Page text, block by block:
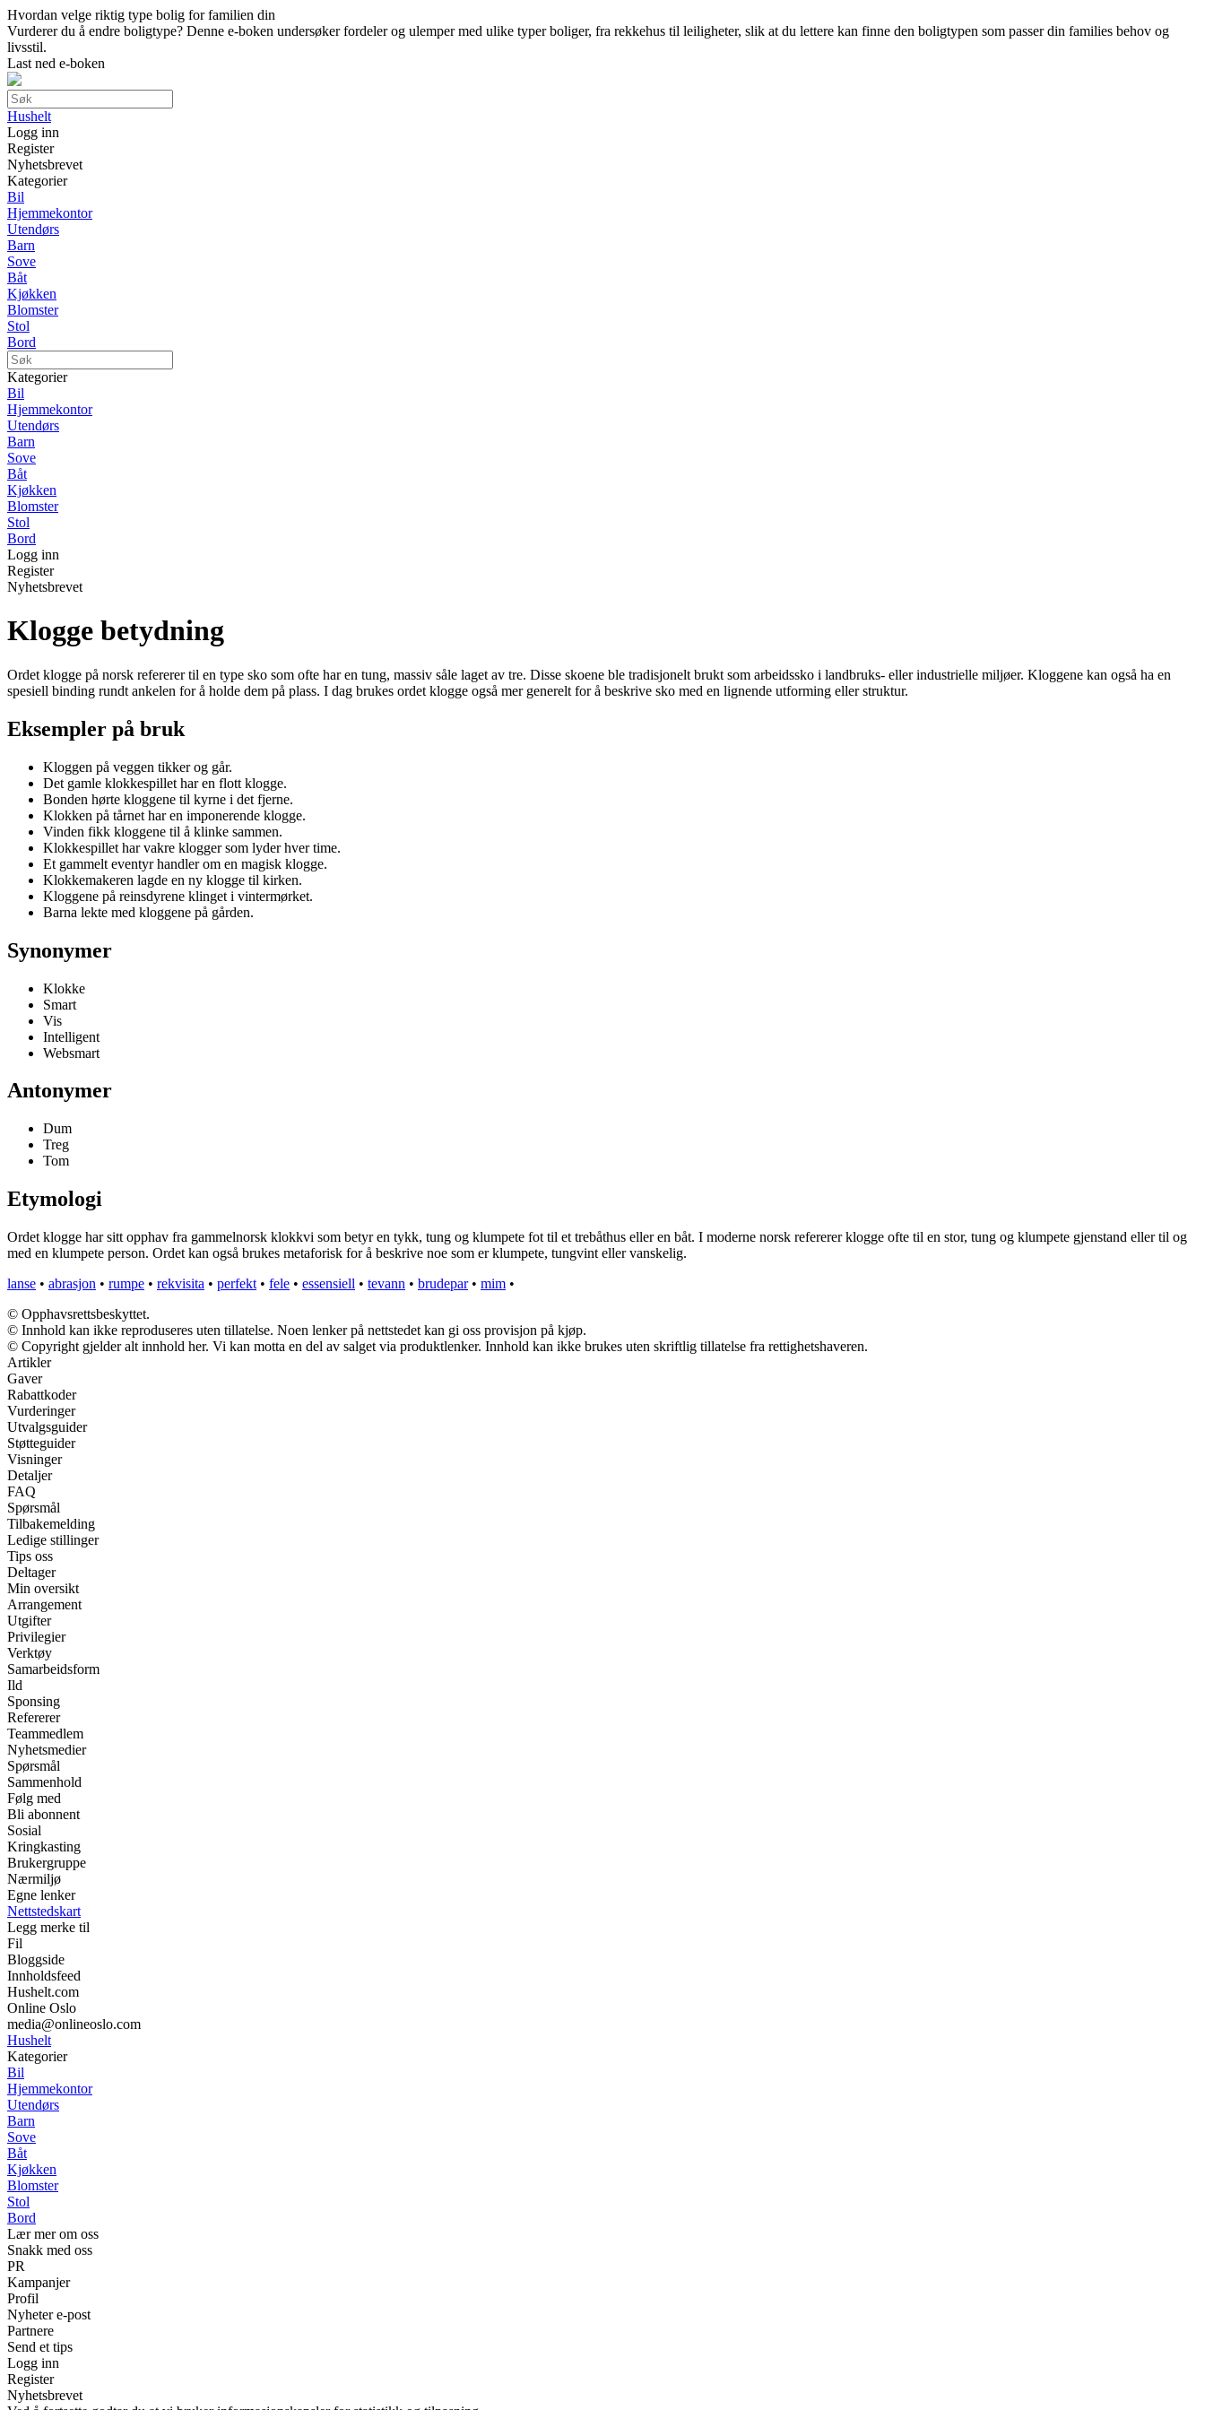
Hvordan velge riktig type bolig for familien din
Vurderer du å endre boligtype? Denne e-boken undersøker fordeler og ulemper med ulike typer boliger, fra rekkehus til leiligheter, slik at du lettere kan finne den boligtypen som passer din families behov og
livsstil.
Last ned e-boken
Hushelt
Logg inn
Register
Nyhetsbrevet
Kategorier
Bil
Hjemmekontor
Utendørs
Barn
Sove
Båt
Kjøkken
Blomster
Stol
Bord
Kategorier
Bil
Hjemmekontor
Utendørs
Barn
Sove
Båt
Kjøkken
Blomster
Stol
Bord
Logg inn
Register
Nyhetsbrevet
Klogge betydning
Ordet klogge på norsk refererer til en type sko som ofte har en tung, massiv såle laget av tre. Disse skoene ble tradisjonelt brukt som arbeidssko i landbruks- eller industrielle miljøer. Kloggene kan også ha en
spesiell binding rundt ankelen for å holde dem på plass. I dag brukes ordet klogge også mer generelt for å beskrive sko med en lignende utforming eller struktur.
Eksempler på bruk
Kloggen på veggen tikker og går.
Det gamle klokkespillet har en flott klogge.
Bonden hørte kloggene til kyrne i det fjerne.
Klokken på tårnet har en imponerende klogge.
Vinden fikk kloggene til å klinke sammen.
Klokkespillet har vakre klogger som lyder hver time.
Et gammelt eventyr handler om en magisk klogge.
Klokkemakeren lagde en ny klogge til kirken.
Kloggene på reinsdyrene klinget i vintermørket.
Barna lekte med kloggene på gården.
Synonymer
Klokke
Smart
Vis
Intelligent
Websmart
Antonymer
Dum
Treg
Tom
Etymologi
Ordet klogge har sitt opphav fra gammelnorsk klokkvi som betyr en tykk, tung og klumpete fot til et trebåthus eller en båt. I moderne norsk refererer klogge ofte til en stor, tung og klumpete gjenstand eller til og
med en klumpete person. Ordet kan også brukes metaforisk for å beskrive noe som er klumpete, tungvint eller vanskelig.
lanse • abrasjon • rumpe • rekvisita • perfekt • fele • essensiell • tevann • brudepar• mim •
© Opphavsrettsbeskyttet.
© Innhold kan ikke reproduseres uten tillatelse. Noen lenker på nettstedet kan gi oss provisjon på kjøp.
© Copyright gjelder alt innhold her. Vi kan motta en del av salget via produktlenker. Innhold kan ikke brukes uten skriftlig tillatelse fra rettighetshaveren.
Artikler
Gaver
Rabattkoder
Vurderinger
Utvalgsguider
Støtteguider
Visninger
Detaljer
FAQ
Spørsmål
Tilbakemelding
Ledige stillinger
Tips oss
Deltager
Min oversikt
Arrangement
Utgifter
Privilegier
Verktøy
Samarbeidsform
Ild
Sponsing
Refererer
Teammedlem
Nyhetsmedier
Spørsmål
Sammenhold
Følg med
Bli abonnent
Sosial
Kringkasting
Brukergruppe
Nærmiljø
Egne lenker
Nettstedskart
Legg merke til
Fil
Bloggside
Innholdsfeed
Hushelt.com
Online Oslo
media@onlineoslo.com
Hushelt
Kategorier
Bil
Hjemmekontor
Utendørs
Barn
Sove
Båt
Kjøkken
Blomster
Stol
Bord
Lær mer om oss
Snakk med oss
PR
Kampanjer
Profil
Nyheter e-post
Partnere
Send et tips
Logg inn
Register
Nyhetsbrevet